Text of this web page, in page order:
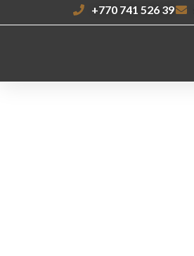
+770 741 526 39